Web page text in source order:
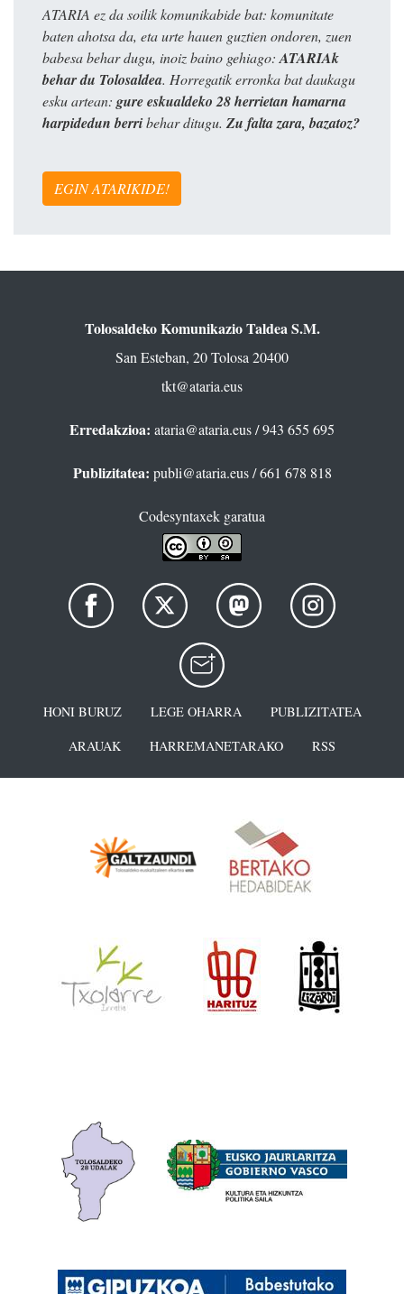
ATARIA ez da soilik komunikabide bat: komunitate
baten ahotsa da, eta urte hauen guztien ondoren, zuen
babesa behar dugu, inoiz baino gehiago:ATARIAk
behar du Tolosaldea. Horregatik erronka bat daukagu
esku artean: gure eskualdeko 28 herrietan hamarna
harpidedun berribehar ditugu. Zu falta zara, bazatoz?
EGIN ATARIKIDE!
Tolosaldeko Komunikazio Taldea S.M.
San Esteban, 20 Tolosa 20400
tkt@ataria.eus
Erredakzioa: ataria@ataria.eus/ 943 655 695
Publizitatea: publi@ataria.eus/ 661 678 818
Codesyntaxek garatua
HONI BURUZ LEGE OHARRA
PUBLIZITATEA
ARAUAK
HARREMANETARAKO RSS